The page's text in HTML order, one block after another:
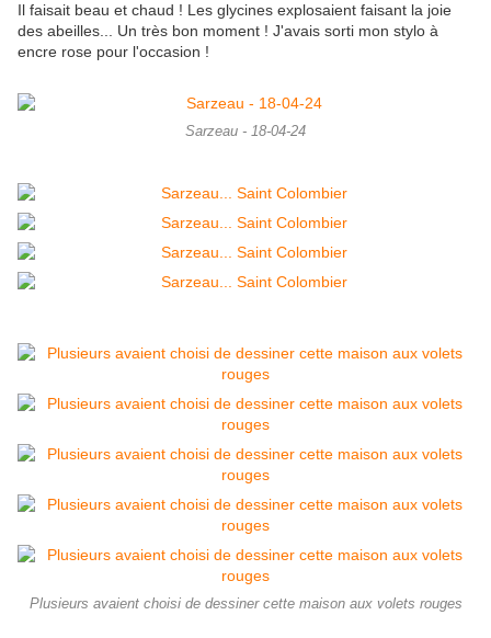
Il faisait beau et chaud ! Les glycines explosaient faisant la joie
des abeilles... Un très bon moment ! J'avais sorti mon stylo à
encre rose pour l'occasion !
Sarzeau - 18-04-24
Plusieurs avaient choisi de dessiner cette maison aux volets rouges